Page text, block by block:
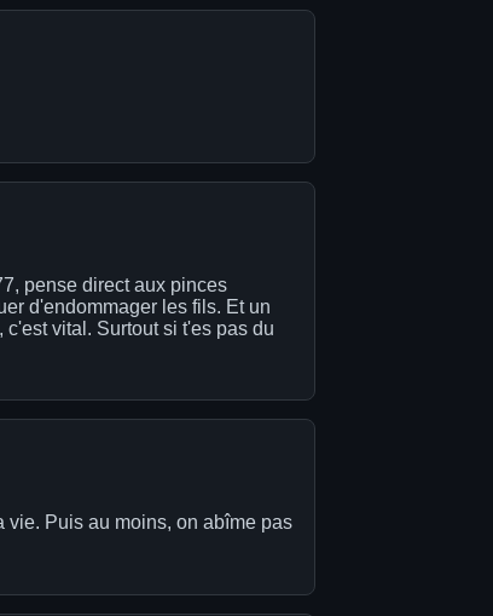
pense direct aux pinces
d'endommager les fils. Et un
vital. Surtout si t'es pas du
vie. Puis au moins, on abîme pas